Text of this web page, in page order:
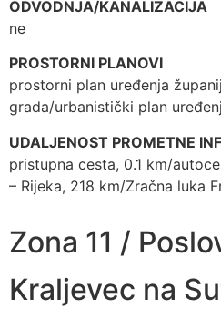
ODVODNJA/KANALIZACIJA
ne
PROSTORNI PLANOVI
prostorni plan uređenja
grada/urbanistički plan
UDALJENOST PROMETNE
pristupna cesta, 0.1 km/
– Rijeka, 218 km/Zračna luka
Zona 11 /
Kraljevec na